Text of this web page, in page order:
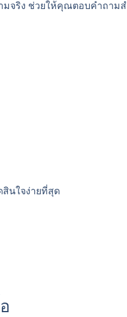
มจริง ช่วยให้คุณตอบคำถาม
นใจง่ายที่สุด